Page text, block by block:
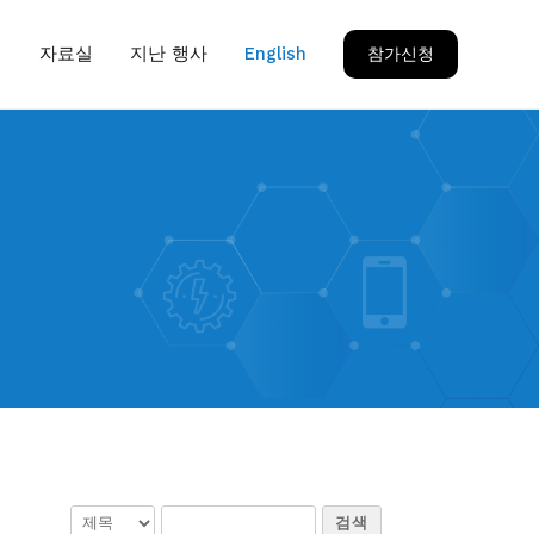
자료실 지난 행사 English 참가신청
검색